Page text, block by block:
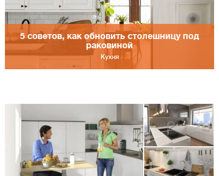
5 советов, как обновить столешницу под
раковиной
Кухня